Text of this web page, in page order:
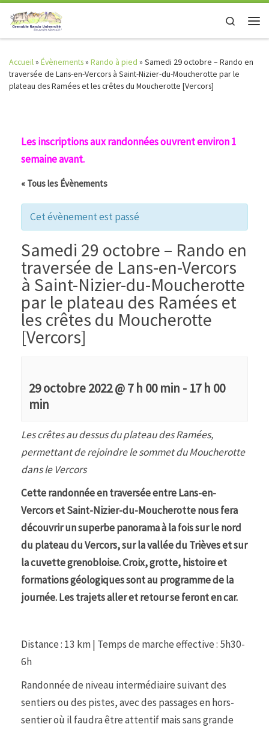
Skip to content
Search
Accueil» Évènements» Rando à pied » Samedi 29 octobre – Rando en
traversée de Lans-en-Vercors à Saint-Nizier-du-Moucherotte par le
plateau des Ramées et les crêtes du Moucherotte [Vercors]
Les inscriptions aux randonnées ouvrent environ 1
semaine avant.
« Tous les Évènements
Cet évènement est passé
Samedi 29 octobre – Rando en
traversée de Lans-en-Vercors
à Saint-Nizier-du-Moucherotte
par le plateau des Ramées et
les crêtes du Moucherotte
[Vercors]
29 octobre 2022 @ 7 h 00 min - 17 h 00
min
Les crêtes au dessus du plateau des Ramées,
permettant de rejoindre le sommet du Moucherotte
dans le Vercors
Cette randonnée en traversée entre Lans-en-
Vercors et Saint-Nizier-du-Moucherotte nous fera
découvrir un superbe panorama à la fois sur le nord
du plateau du Vercors, sur la vallée du Trièves et sur
la cuvette grenobloise. Croix, grotte, histoire et
formations géologiques sont au programme de la
journée. Les trajets aller et retour se feront en car.
Distance : 13 km | Temps de marche effective : 5h30-
6h
Randonnée de niveau intermédiaire suivant des
sentiers ou des pistes, avec des passages en hors-
sentier où il faudra être attentif mais sans grande